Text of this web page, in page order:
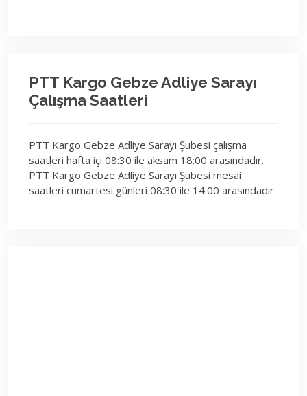
PTT Kargo Gebze Adliye Sarayı
Çalışma Saatleri
PTT Kargo Gebze Adliye Sarayı Şubesi çalışma
saatleri hafta içi 08:30 ile aksam 18:00 arasındadır.
PTT Kargo Gebze Adliye Sarayı Şubesi mesai
saatleri cumartesi günleri 08:30 ile 14:00 arasındadır.